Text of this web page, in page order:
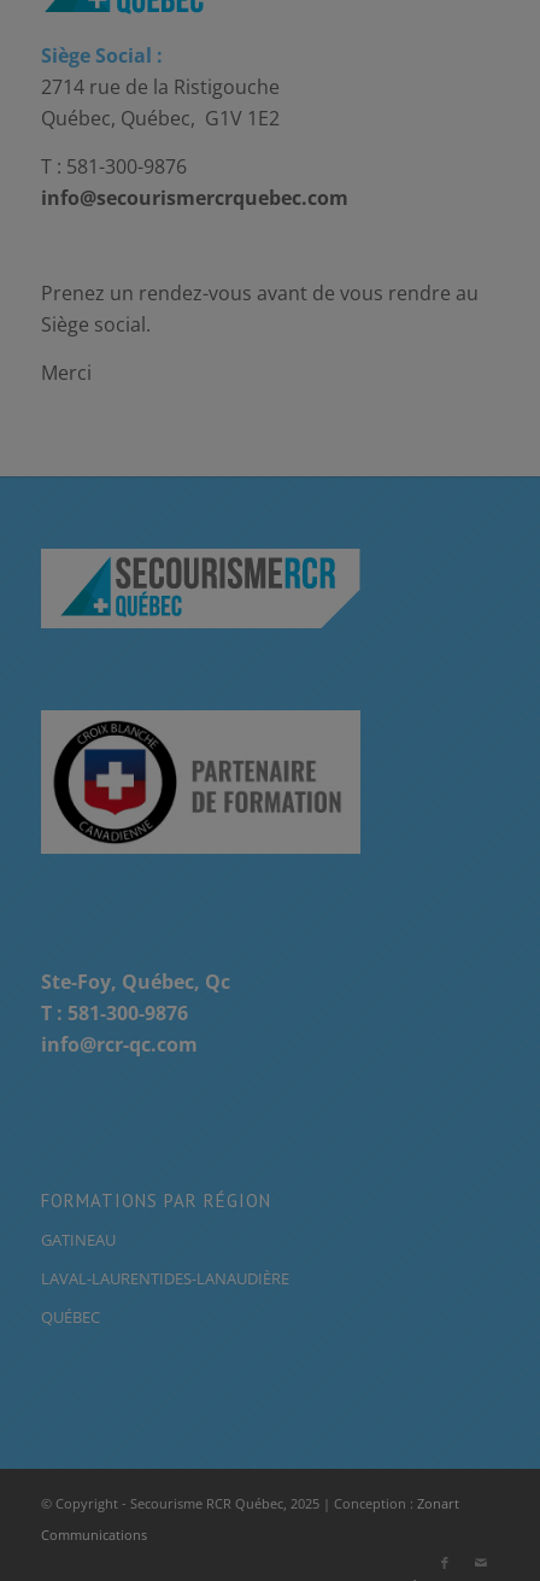
Siège Social :
2714 rue de la Ristigouche
Québec, Québec, G1V 1E2
T : 581-300-9876
info@secourismercrquebec.com
Prenez un rendez-vous avant de vous rendre au
Siège social.
Merci
Ste-Foy, Québec, Qc
T : 581-300-9876
info@rcr-qc.com
FORMATIONS PAR RÉGION
GATINEAU
LAVAL-LAURENTIDES-LANAUDIÈRE
QUÉBEC
© Copyright - Secourisme RCR Québec, 2025 | Conception : Zonart
Communications